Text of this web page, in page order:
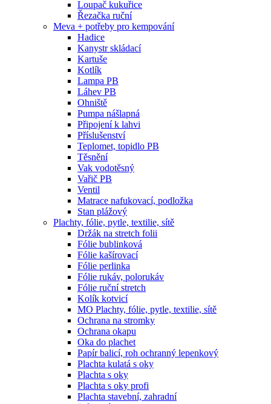
Loupač kukuřice
Řezačka ruční
Meva + potřeby pro kempování
Hadice
Kanystr skládací
Kartuše
Kotlík
Lampa PB
Láhev PB
Ohniště
Pumpa nášlapná
Připojení k lahvi
Příslušenství
Teplomet, topidlo PB
Těsnění
Vak vodotěsný
Vařič PB
Ventil
Matrace nafukovací, podložka
Stan plážový
Plachty, fólie, pytle, textilie, sítě
Držák na stretch folii
Fólie bublinková
Fólie kašírovací
Fólie perlinka
Fólie rukáv, polorukáv
Fólie ruční stretch
Kolík kotvicí
MO Plachty, fólie, pytle, textilie, sítě
Ochrana na stromky
Ochrana okapu
Oka do plachet
Papír balicí, roh ochranný lepenkový
Plachta kulatá s oky
Plachta s oky
Plachta s oky profi
Plachta stavební, zahradní